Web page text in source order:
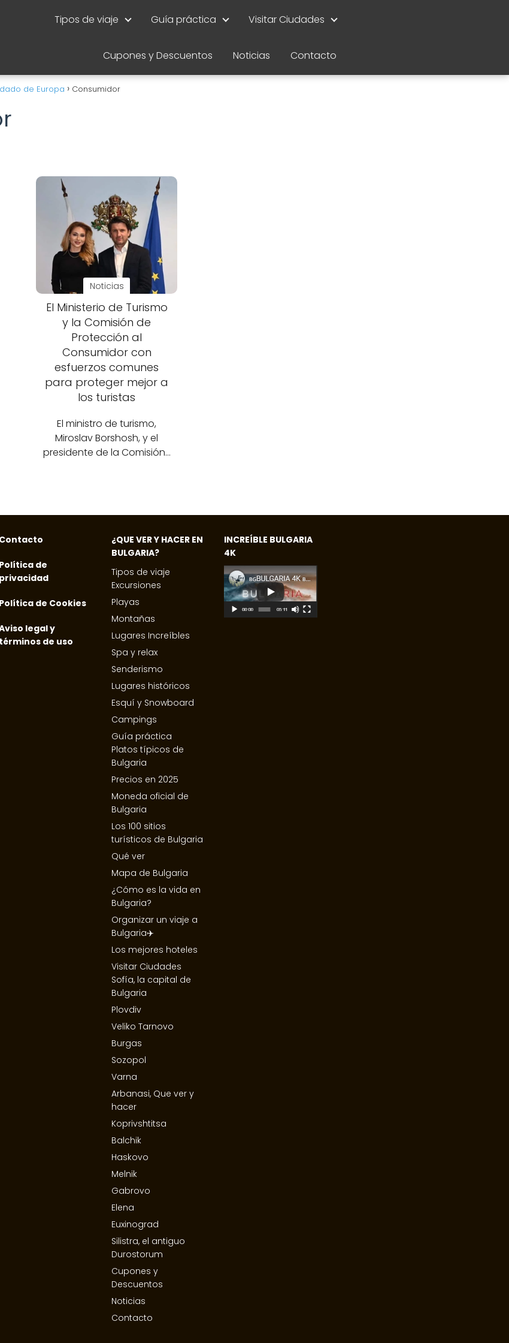
Tipos de viaje Guía práctica Visitar Ciudades
Cupones y Descuentos Noticias Contacto
de Europa Consumidor
Noticias
El Ministerio de Turismo
y la Comisión de
Protección al
Consumidor con
esfuerzos comunes
para proteger mejor a
los turistas
El ministro de turismo,
Miroslav Borshosh, y el
presidente de la Comisión…
Contacto
Política de
privacidad
Política de Cookies
legal y
términos de uso
¿QUE VER Y HACER EN
BULGARIA?
Tipos de viaje
Excursiones
Playas
Montañas
Lugares Increíbles
Spa y relax
Senderismo
Lugares históricos
Esquí y Snowboard
Campings
Guía práctica
Platos típicos de
Bulgaria
Precios en 2025
Moneda oficial de
Bulgaria
Los 100 sitios
turísticos de Bulgaria
Qué ver
Mapa de Bulgaria
¿Cómo es la vida en
Bulgaria?
Organizar un viaje a
Bulgaria✈️
Los mejores hoteles
Visitar Ciudades
Sofía, la capital de
Bulgaria
Plovdiv
Veliko Tarnovo
Burgas
Sozopol
Varna
Arbanasi, Que ver y
hacer
Koprivshtitsa
Balchik
Haskovo
Melnik
Gabrovo
Elena
Euxinograd
Silistra, el antiguo
Durostorum
Cupones y
Descuentos
Noticias
Contacto
INCREÍBLE BULGARIA
4K